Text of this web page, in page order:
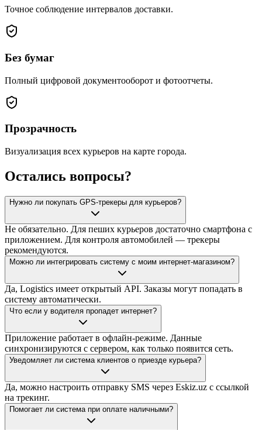
Точное соблюдение интервалов доставки.
Без бумаг
Полный цифровой документооборот и фотоотчеты.
Прозрачность
Визуализация всех курьеров на карте города.
Остались вопросы?
Нужно ли покупать GPS-трекеры для курьеров?
Не обязательно. Для пеших курьеров достаточно смартфона с
приложением. Для контроля автомобилей — трекеры
рекомендуются.
Можно ли интегрировать систему с моим интернет-магазином?
Да, Logistics имеет открытый API. Заказы могут попадать в
систему автоматически.
Что если у водителя пропадет интернет?
Приложение работает в офлайн-режиме. Данные
синхронизируются с сервером, как только появится сеть.
Уведомляет ли система клиентов о приезде курьера?
Да, можно настроить отправку SMS через Eskiz.uz с ссылкой
на трекинг.
Помогает ли система при оплате наличными?